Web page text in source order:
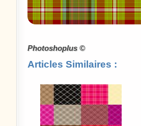
Photoshoplus ©
Articles Similaires :